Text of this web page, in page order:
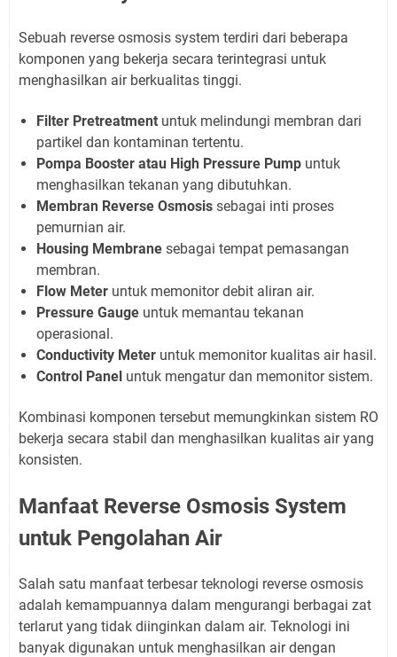
Sebuah reverse osmosis system terdiri dari beberapa
komponen yang bekerja secara terintegrasi untuk
menghasilkan air berkualitas tinggi.
Filter Pretreatment untuk melindungi membran dari
partikel dan kontaminan tertentu.
Pompa Booster atau High Pressure Pump untuk
menghasilkan tekanan yang dibutuhkan.
Membran Reverse Osmosis sebagai inti proses
pemurnian air.
Housing Membrane sebagai tempat pemasangan
membran.
Flow Meter untuk memonitor debit aliran air.
Pressure Gauge untuk memantau tekanan
operasional.
Conductivity Meter untuk memonitor kualitas air hasil.
Control Panel untuk mengatur dan memonitor sistem.
Kombinasi komponen tersebut memungkinkan sistem RO
bekerja secara stabil dan menghasilkan kualitas air yang
konsisten.
Manfaat Reverse Osmosis System
untuk Pengolahan Air
Salah satu manfaat terbesar teknologi reverse osmosis
adalah kemampuannya dalam mengurangi berbagai zat
terlarut yang tidak diinginkan dalam air. Teknologi ini
banyak digunakan untuk menghasilkan air dengan